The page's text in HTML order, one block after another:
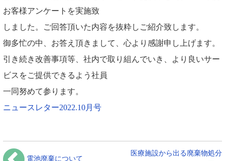
お客様アンケートを実施致
しました。ご回答頂いた内容を抜粋しご紹介致します。
御多忙の中、お答え頂きまして、心より感謝申し上げます。
引き続き改善事項等、社内で取り組んでいき、より良いサー
ビスをご提供できるよう社員
一同努めて参ります。
ニュースレター2022.10月号
電池廃棄について
医療施設から出る廃棄物処分